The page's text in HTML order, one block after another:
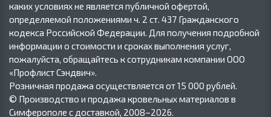
каких условиях не является публичной офертой,
определяемой положениями ч. 2 ст. 437 Гражданского
кодекса Российской Федерации. Для получения подробной
информации о стоимости и сроках выполнения услуг,
пожалуйста, обращайтесь к сотрудникам компании ООО
«Профлист Сэндвич».
Розничная продажа осуществляется от 15 000 рублей.
© Производство и продажа кровельных материалов в
Симферополе с доставкой, 2008–2026.